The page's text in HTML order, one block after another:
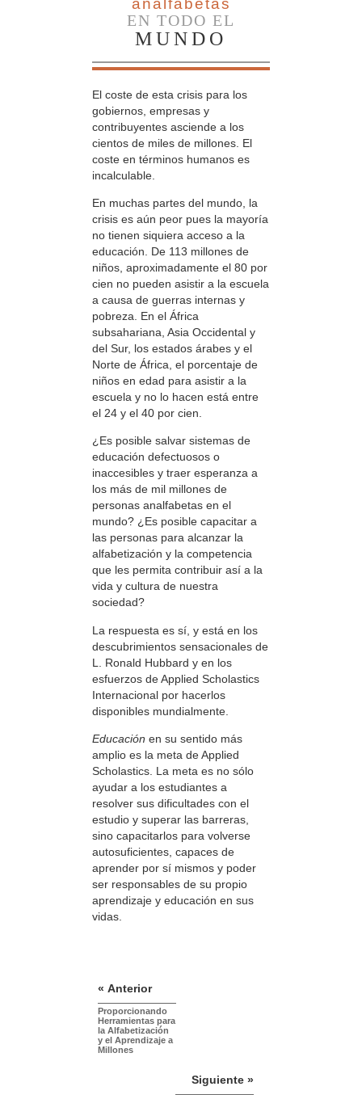
EN TODO EL
MUNDO
El coste de esta crisis para los
gobiernos, empresas y
contribuyentes asciende a los
cientos de miles de millones. El
coste en términos humanos es
incalculable.
En muchas partes del mundo, la
crisis es aún peor pues la mayoría
no tienen siquiera acceso a la
educación. De 113 millones de
niños, aproximadamente el 80 por
cien no pueden asistir a la escuela
a causa de guerras internas y
pobreza. En el África
subsahariana, Asia Occidental y
del Sur, los estados árabes y el
Norte de África, el porcentaje de
niños en edad para asistir a la
escuela y no lo hacen está entre
el 24 y el 40 por cien.
¿Es posible salvar sistemas de
educación defectuosos o
inaccesibles y traer esperanza a
los más de mil millones de
personas analfabetas en el
mundo? ¿Es posible capacitar a
las personas para alcanzar la
alfabetización y la competencia
que les permita contribuir así a la
vida y cultura de nuestra
sociedad?
La respuesta es sí, y está en los
descubrimientos sensacionales de
L. Ronald Hubbard y en los
esfuerzos de Applied Scholastics
Internacional por hacerlos
disponibles mundialmente.
Educación en su sentido más
amplio es la meta de Applied
Scholastics. La meta es no sólo
ayudar a los estudiantes a
resolver sus dificultades con el
estudio y superar las barreras,
sino capacitarlos para volverse
autosuficientes, capaces de
aprender por sí mismos y poder
ser responsables de su propio
aprendizaje y educación en sus
vidas.
« Anterior
Proporcionando
Herramientas para
la Alfabetización
y el Aprendizaje a
Millones
Siguiente »